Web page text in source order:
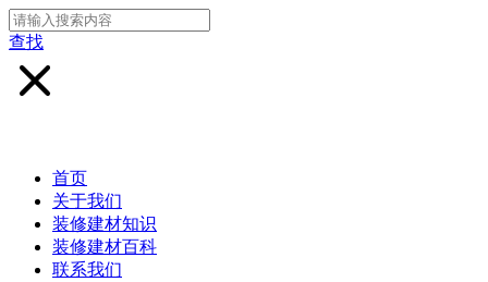
查找
首页
关于我们
装修建材知识
装修建材百科
联系我们